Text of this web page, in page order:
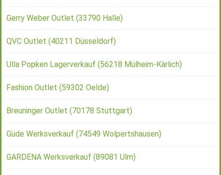
Gerry Weber Outlet (33790 Halle)
QVC Outlet (40211 Düsseldorf)
Ulla Popken Lagerverkauf (56218 Mülheim-Kärlich)
Fashion Outlet (59302 Oelde)
Breuninger Outlet (70178 Stuttgart)
Güde Werksverkauf (74549 Wolpertshausen)
GARDENA Werksverkauf (89081 Ulm)